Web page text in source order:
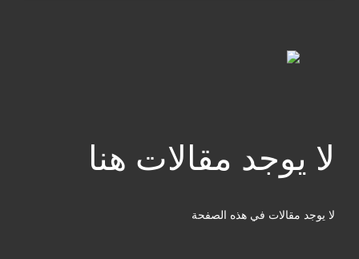
لا يوجد مقالات هنا
لا يوجد مقالات في هذه الصفحة